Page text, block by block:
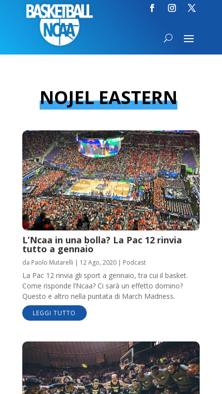
NOJEL EASTERN
L’Ncaa in una bolla? La Pac 12 rinvia
tutto a gennaio
da Paolo Mutarelli | 12 Ago, 2020| Podcast
La Pac 12 rinvia gli sport a gennaio, tra cui il basket.
Come risponde l’Ncaa? Ci sarà un effetto domino?
Questo e altro nella puntata di March Madness.
LEGGI TUTTO